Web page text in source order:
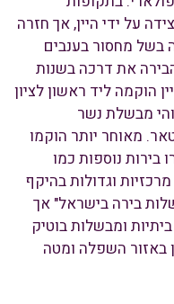
על ידי היין, אך חזרה
בשל מחסור בענבים
את דרכה בשנות
הוקמה ליד ראשון לציון
מבשלת נשר
מאוחר יותר הוקמו
בירות נוספות כמו
וגדולות בהיקף
בירה בישראל" אך
ומבשלות בוטיק
באזור השפלה ומטה